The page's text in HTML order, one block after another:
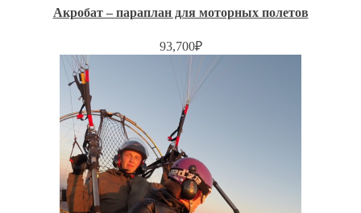
Акробат – параплан для моторных полетов
93,700₽